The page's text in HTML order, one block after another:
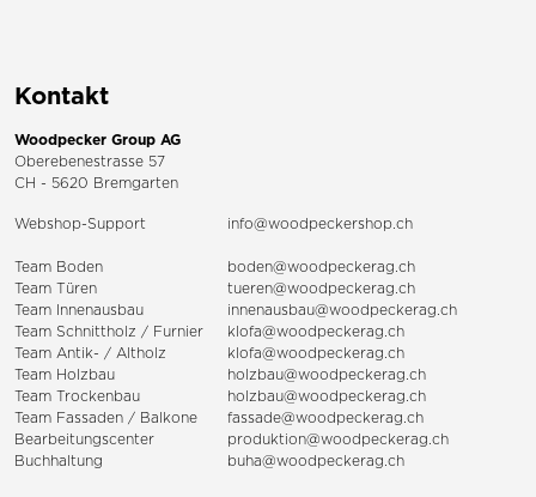
Kontakt
Woodpecker Group AG
Oberebenestrasse 57
CH - 5620 Bremgarten
Webshop-Support info@woodpeckershop.ch
Team Boden
boden@woodpeckerag.ch
Team Türen
tueren@woodpeckerag.ch
Team Innenausbau
innenausbau@woodpeckerag.ch
Team Schnittholz / Furnier
klofa@woodpeckerag.ch
Team Antik- / Altholz
klofa@woodpeckerag.ch
Team Holzbau
holzbau@woodpeckerag.ch
Team Trockenbau
holzbau@woodpeckerag.ch
Team Fassaden / Balkone
fassade@woodpeckerag.ch
Bearbeitungscenter
produktion@woodpeckerag.ch
Buchhaltung
buha@woodpeckerag.ch